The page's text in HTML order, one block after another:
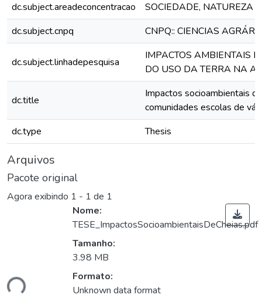
dc.subject.areadeconcentracao
SOCIEDADE, NATUREZA
dc.subject.cnpq
CNPQ:: CIENCIAS
dc.subject.linhadepesquisa
IMPACTOS AMBIENTAIS
DO USO DA TERRA NA
dc.title
Impactos socioambientais
comunidades escolas de
dc.type
Thesis
Arquivos
Pacote original
Agora exibindo 1 - 1 de 1
Carregando...
Nome:
TESE_ImpactosSocioambientaisDeCheias.pdf
Tamanho:
3.98 MB
Formato:
Unknown data format